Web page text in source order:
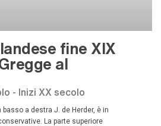
fine XIX
al
- Inizi XX secolo
La parte superiore